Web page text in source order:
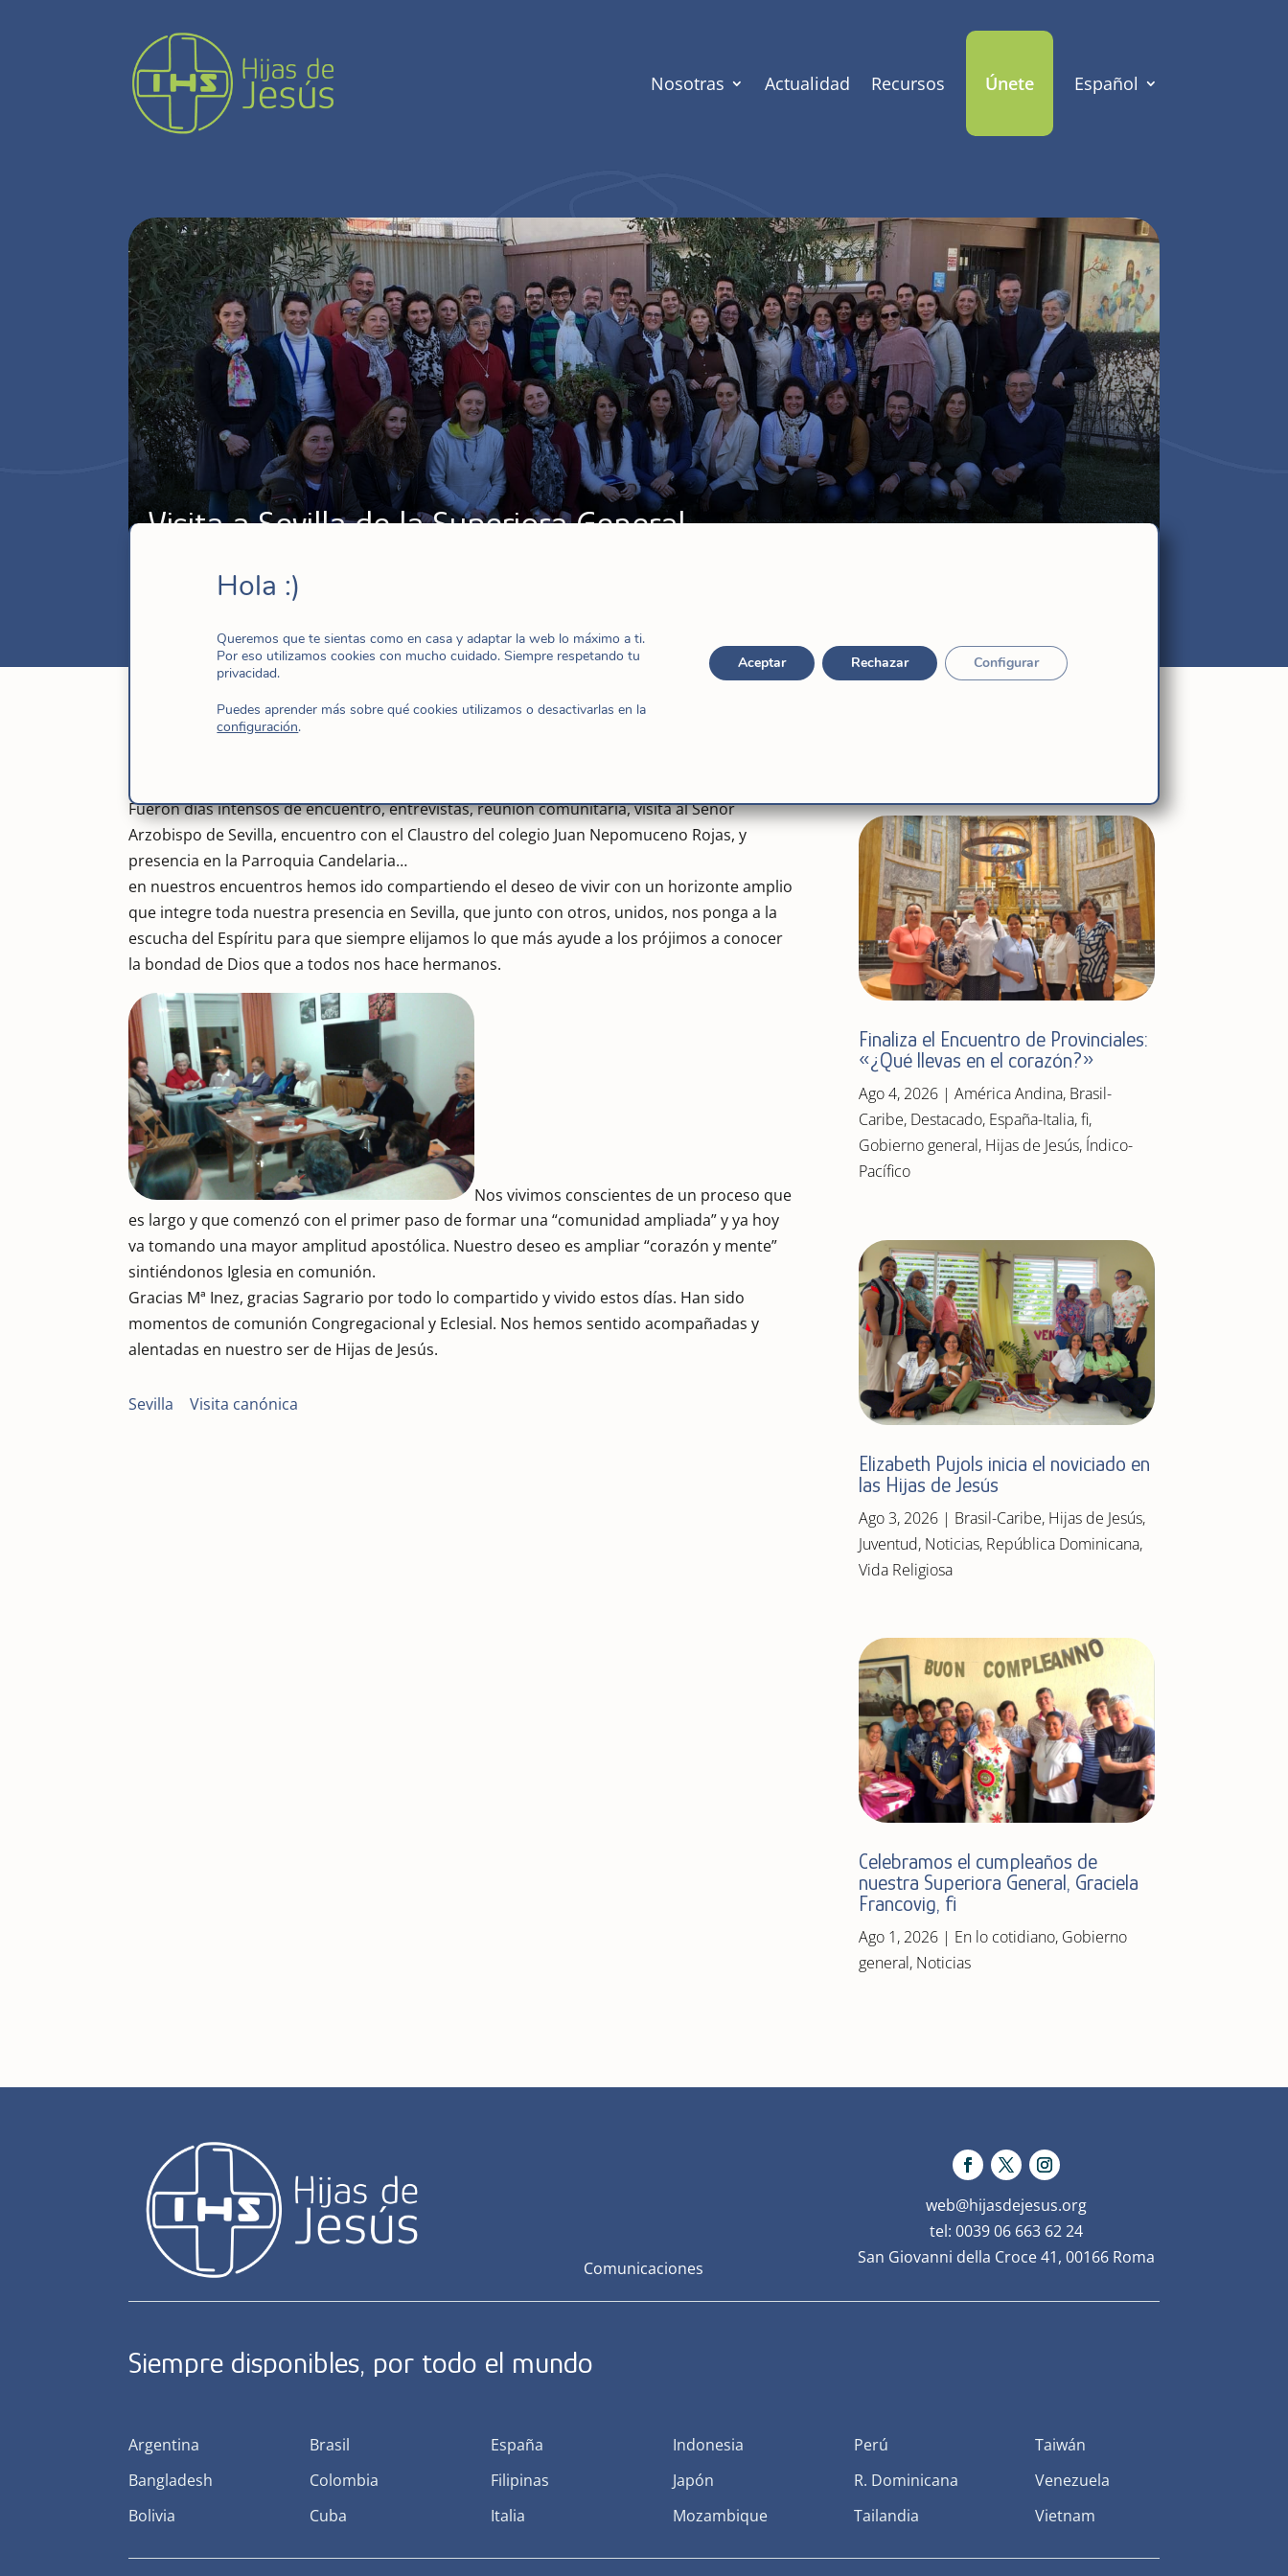
Nosotras Actualidad Recursos Únete Español
Visita a Sevilla de la Superiora General
Fueron días intensos de encuentro, entrevistas, reunión comunitaria, visita al Señor
Arzobispo de Sevilla, encuentro con el Claustro del colegio Juan Nepomuceno Rojas, y
presencia en la Parroquia Candelaria…
en nuestros encuentros hemos ido compartiendo el deseo de vivir con un horizonte amplio
que integre toda nuestra presencia en Sevilla, que junto con otros, unidos, nos ponga a la
escucha del Espíritu para que siempre elijamos lo que más ayude a los prójimos a conocer
la bondad de Dios que a todos nos hace hermanos.
Nos vivimos conscientes de un proceso que
es largo y que comenzó con el primer paso de formar una “comunidad ampliada” y ya hoy
va tomando una mayor amplitud apostólica. Nuestro deseo es ampliar “corazón y mente”
sintiéndonos Iglesia en comunión.
Gracias Mª Inez, gracias Sagrario por todo lo compartido y vivido estos días. Han sido
momentos de comunión Congregacional y Eclesial. Nos hemos sentido acompañadas y
alentadas en nuestro ser de Hijas de Jesús.
Sevilla |Visita canónica
Finaliza el Encuentro de Provinciales:
«¿Qué llevas en el corazón?»
Ago 4, 2026| América Andina, Brasil-
Caribe, Destacado, España-Italia,fi,
Gobierno general, Hijas de Jesús, Índico-
Pacífico
Elizabeth Pujols inicia el noviciado en
las Hijas de Jesús
Ago 3, 2026| Brasil-Caribe, Hijas de Jesús,
Juventud, Noticias, República Dominicana,
Vida Religiosa
Celebramos el cumpleaños de
nuestra Superiora General, Graciela
Francovig, fi
Ago 1, 2026| En lo cotidiano, Gobierno
general, Noticias
Comunicaciones
web@hijasdejesus.org
tel: 0039 06 663 62 24
San Giovanni della Croce 41, 00166 Roma
Siempre disponibles, por todo el mundo
Argentina
Bangladesh
Bolivia
Brasil
Colombia
Cuba
España
Filipinas
Italia
Indonesia
Japón
Mozambique
Perú
R. Dominicana
Tailandia
Taiwán
Venezuela
Vietnam
Hola :)
Queremos que te sientas como en casa y adaptar la web lo máximo a ti.
Por eso utilizamos cookies con mucho cuidado. Siempre respetando tu
privacidad.
Puedes aprender más sobre qué cookies utilizamos o desactivarlas en la
configuración.
Aceptar Rechazar Configurar